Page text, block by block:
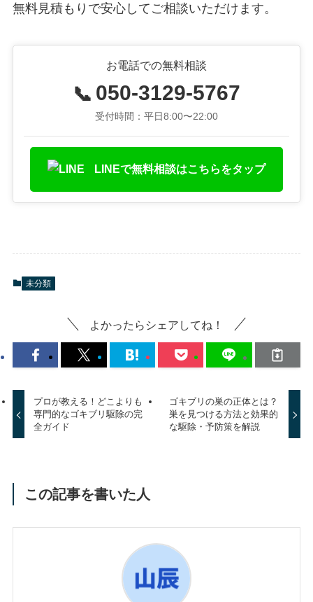
無料見積もりで安心してご相談いただけます。
お電話での無料相談
📞 050-3129-5767
受付時間：平日8:00〜22:00
LINEで無料相談はこちらをタップ
未分類
よかったらシェアしてね！
プロが教える！どこよりも
専門的なゴキブリ駆除の完
全ガイド
ゴキブリの巣の正体とは？
巣を見つける方法と効果的
な駆除・予防策を解説
この記事を書いた人